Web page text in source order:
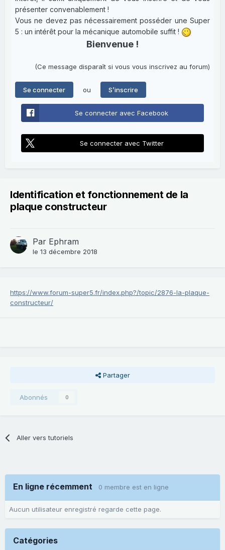
présenter convenablement !
Vous ne devez pas nécessairement posséder une Super
5 : un intérêt pour la mécanique automobile suffit !
Bienvenue !
(Ce message disparaît si vous vous inscrivez au forum)
Se connecter ou S’inscrire
Se connecter avec Facebook
Se connecter avec Twitter
Identification et fonctionnement de la
plaque constructeur
Par Ephram
le 13 décembre 2018
https://www.forum-super5.fr/index.php?/topic/2876-la-plaque-
constructeur/
Partager
Abonnés 0
Aller vers tutoriels
En ligne récemment 0 membre est en ligne
Aucun utilisateur enregistré regarde cette page.
Catégories